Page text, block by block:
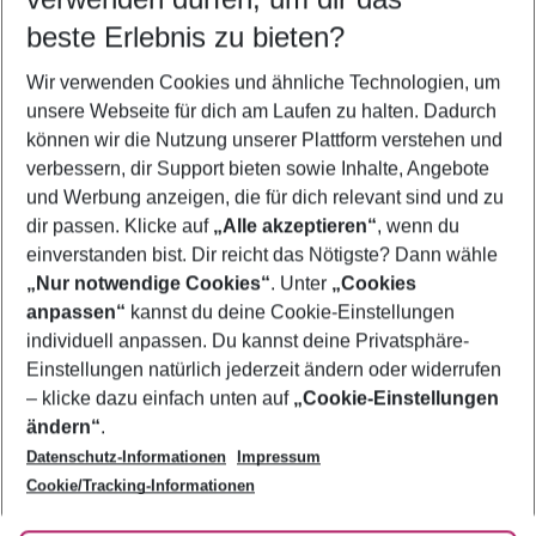
5-8 Nächte
2 Erwachsene Keine Kinder
Mehr Filter anzeigen
Footer
Footer navigation
Über uns
AGB
Bestpreisgarantie
Cookie-Einstellungen ändern
Cookie-Richtlinie
Agenturbetreuung
Barrierefreies Reisen
Folge uns
beste Erlebnis zu bieten?
Wir verwenden Cookies und ähnliche Technologien, um
unsere Webseite für dich am Laufen zu halten. Dadurch
können wir die Nutzung unserer Plattform verstehen und
verbessern, dir Support bieten sowie Inhalte, Angebote
und Werbung anzeigen, die für dich relevant sind und zu
dir passen. Klicke auf „Alle akzeptieren“, wenn du
einverstanden bist. Dir reicht das Nötigste? Dann wähle
„Nur notwendige Cookies“. Unter „Cookies
anpassen“ kannst du deine Cookie-Einstellungen
individuell anpassen. Du kannst deine Privatsphäre-
Einstellungen natürlich jederzeit ändern oder widerrufen
– klicke dazu einfach unten auf „Cookie-Einstellungen
ändern“.
Datenschutz-Informationen
Impressum
Cookie/Tracking-Informationen